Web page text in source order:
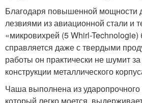
Благодаря повышенной мощности
лезвиями из авиационной стали и
«микровихрей (5 Whirl-
справляется даже с твердыми
работы он практически не шумит за
конструкции металлического
Чаша выполнена из